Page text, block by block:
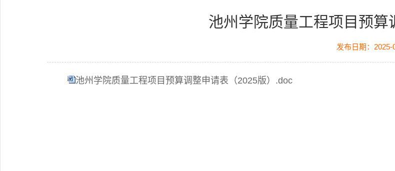
池州学院质量工程项目预算
发布日期：2025-
池州学院质量工程项目预算调整申请表（2025版）.doc